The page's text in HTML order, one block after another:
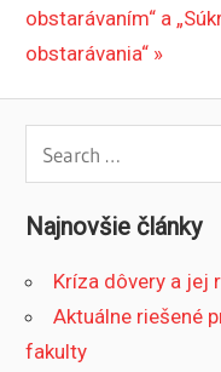
obstarávaním“ a
obstarávania“
Najnovšie články
Kríza dôvery a jej
Aktuálne riešené
fakulty